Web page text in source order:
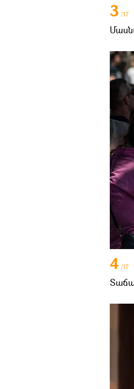
3 /17
4 /17